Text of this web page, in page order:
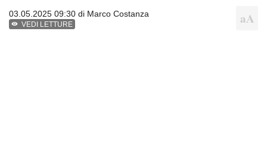
03.05.2025 09:30 di Marco Costanza
VEDI LETTURE